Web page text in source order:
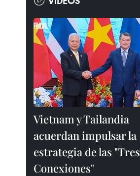
Vietnam y Tailandia
acuerdan impulsar la
estrategia de las "Tres
Conexiones"